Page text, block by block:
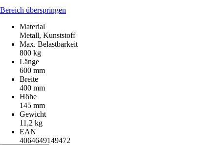
Bereich überspringen
Material
Metall, Kunststoff
Max. Belastbarkeit
800 kg
Länge
600 mm
Breite
400 mm
Höhe
145 mm
Gewicht
11,2 kg
EAN
4064649149472